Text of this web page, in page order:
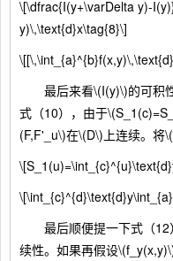
\[\dfrac{I(y+\varDelta y)-
y)\,\text{d}x\tag{8}\]
最后来看\(I(y)\)的可积性
式（10），由于
(F,F'_u\)在\(D\)上连续。将
最后顺便提一下式（12
续性。如果再假设